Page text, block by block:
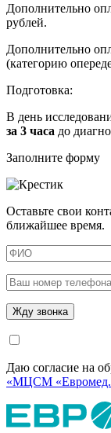
Дополнительно
рублей.
Дополнительно
(категорию
Подготовка:
В день
за 3 часа до
Заполните форму
Оставьте свои
ближайшее время.
Даю согласие на
«МЦСМ «Евромед.